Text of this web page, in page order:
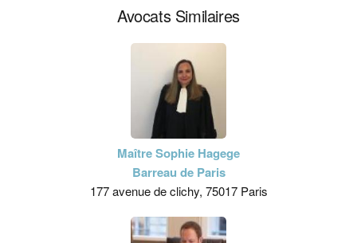
Avocats Similaires
Maître Sophie Hagege
Barreau de Paris
177 avenue de clichy, 75017 Paris